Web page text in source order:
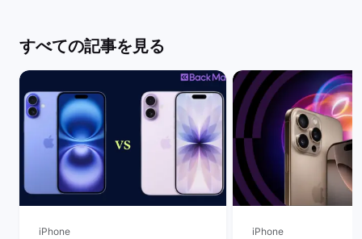
すべての記事を見る
iPhone iPhone